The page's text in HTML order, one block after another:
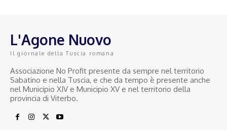
L'Agone Nuovo
Il giornale della Tuscia romana
Associazione No Profit presente da sempre nel territorio
Sabatino e nella Tuscia, e che da tempo è presente anche
nel Municipio XIV e Municipio XV e nel territorio della
provincia di Viterbo.